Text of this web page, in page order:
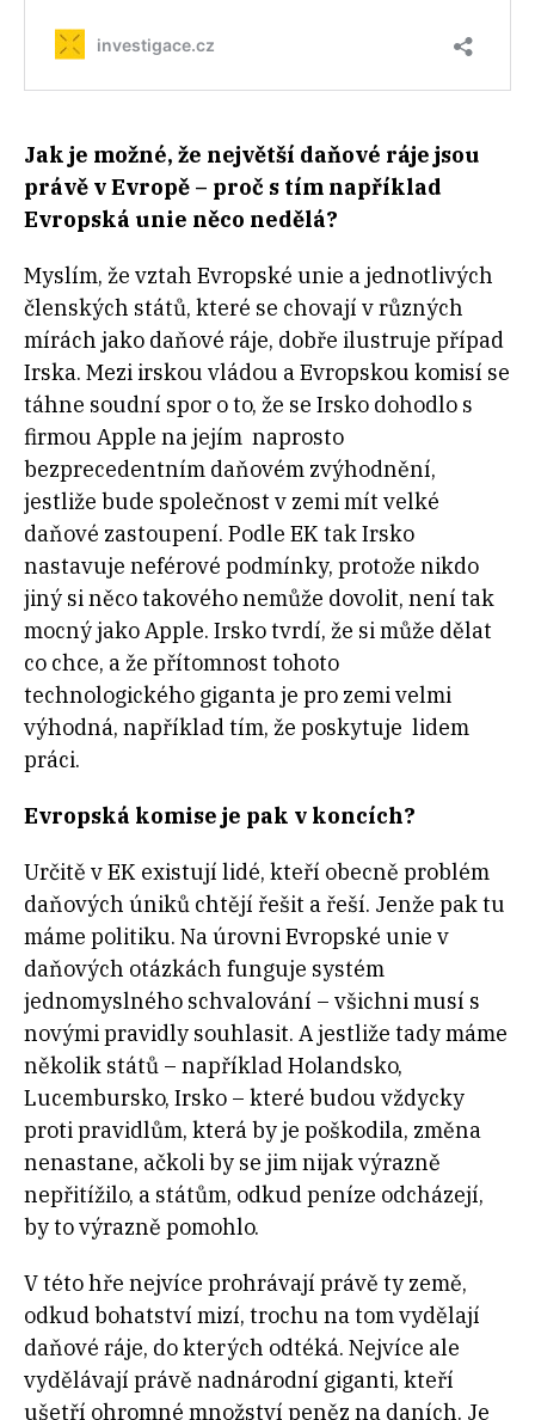
Jak je možné, že největší daňové ráje jsou
právě v Evropě – proč s tím například
Evropská unie něco nedělá?
Myslím, že vztah Evropské unie a jednotlivých
členských států, které se chovají v různých
mírách jako daňové ráje, dobře ilustruje případ
Irska. Mezi irskou vládou a Evropskou komisí se
táhne soudní spor o to, že se Irsko dohodlo s
firmou Apple na jejím naprosto
bezprecedentním daňovém zvýhodnění,
jestliže bude společnost v zemi mít velké
daňové zastoupení. Podle EK tak Irsko
nastavuje neférové podmínky, protože nikdo
jiný si něco takového nemůže dovolit, není tak
mocný jako Apple. Irsko tvrdí, že si může dělat
co chce, a že přítomnost tohoto
technologického giganta je pro zemi velmi
výhodná, například tím, že poskytuje lidem
práci.
Evropská komise je pak v koncích?
Určitě v EK existují lidé, kteří obecně problém
daňových úniků chtějí řešit a řeší. Jenže pak tu
máme politiku. Na úrovni Evropské unie v
daňových otázkách funguje systém
jednomyslného schvalování – všichni musí s
novými pravidly souhlasit. A jestliže tady máme
několik států – například Holandsko,
Lucembursko, Irsko – které budou vždycky
proti pravidlům, která by je poškodila, změna
nenastane, ačkoli by se jim nijak výrazně
nepřitížilo, a státům, odkud peníze odcházejí,
by to výrazně pomohlo.
V této hře nejvíce prohrávají právě ty země,
odkud bohatství mizí, trochu na tom vydělají
daňové ráje, do kterých odtéká. Nejvíce ale
vydělávají právě nadnárodní giganti, kteří
ušetří ohromné množství peněz na daních. Je